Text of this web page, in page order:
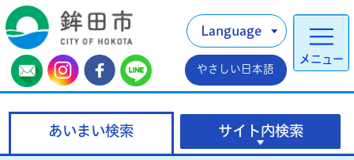
メニュー
Language
やさしい日本語
あいまい検索 サイト内検索